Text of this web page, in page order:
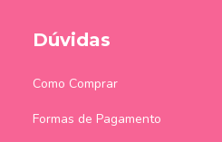
Dúvidas
Como Comprar
Formas de Pagamento